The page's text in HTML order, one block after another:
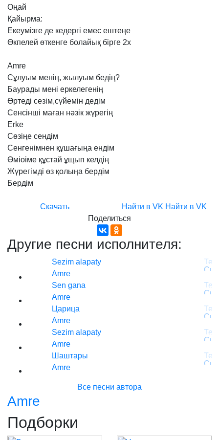
Оңай
Қайырма:
Екеумізге де кедергі емес ештеңе
Өкпелей өткенге болайық бірге 2х
Amre
Сұлуым менің, жылуым бедің?
Баурады мені еркелегенің
Өртеді сезім,сүйемін дедім
Сенсінші маған нәзік жүрегің
Erke
Сөзіңе сендім
Сенгенімнен құшағыңа ендім
Өміоіме құстай ұщып келдің
Жүрегімді өз қолыңа бердім
Бердім
Скачать Найти в VK Найти в VK
Поделиться
Другие песни исполнителя:
Sezim alapaty
Amre
Sen gana
Amre
Царица
Amre
Sezim alapaty
Amre
Шаштары
Amre
Все песни автора
Amre
Подборки